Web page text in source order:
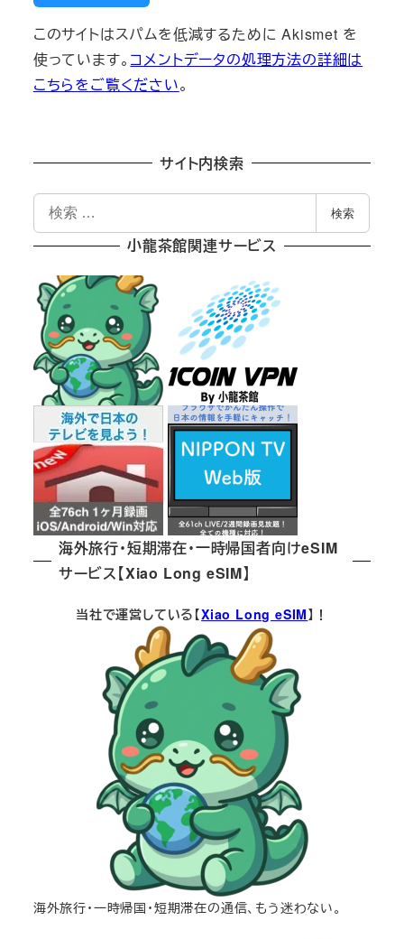
このサイトはスパムを低減するために Akismet を
使っています。 コメントデータの処理方法の詳細は
こちらをご覧ください。
サイト内検索
索
検索
小龍茶館関連サービス
海外旅行・短期滞在・一時帰国者向けeSIM
サービス【Xiao Long eSIM】
当社で運営している【Xiao Long eSIM】！
海外旅行・一時帰国・短期滞在の通信、もう迷わない。